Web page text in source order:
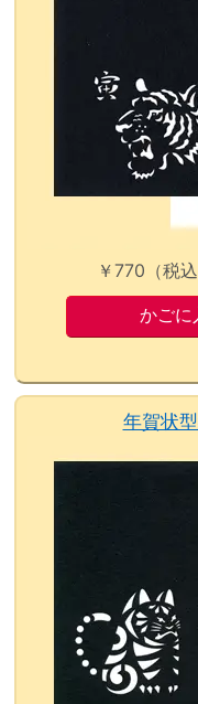
￥770（税込
年賀状